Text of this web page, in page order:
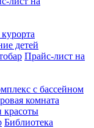
детей
Прайс-лист на
с бассейном
комната
красоты
Библиотека